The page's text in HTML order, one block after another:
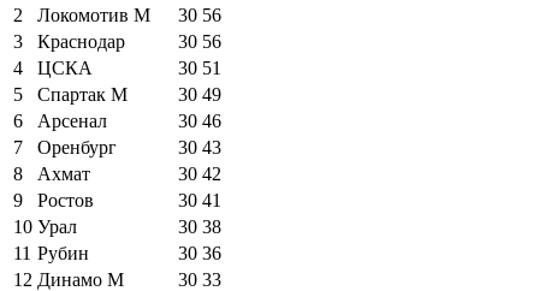
2
Локомотив М 30 56
3
Краснодар 30 56
4
ЦСКА 30 51
5
Спартак М 30 49
6
Арсенал 30 46
7
Оренбург 30 43
8
Ахмат 30 42
9
Ростов 30 41
10 Урал 30 38
11 Рубин 30 36
12 Динамо М 30 33